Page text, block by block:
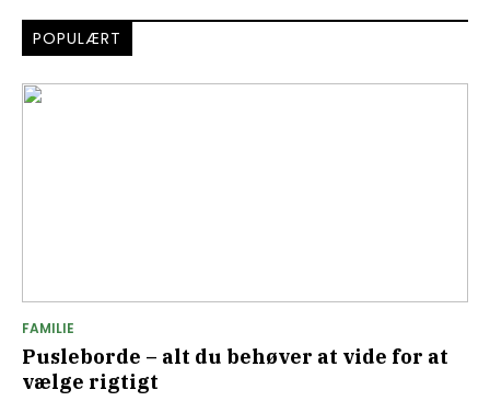
POPULÆRT
Pusleborde – alt du behøver at vide for at
vælge rigtigt
FAMILIE